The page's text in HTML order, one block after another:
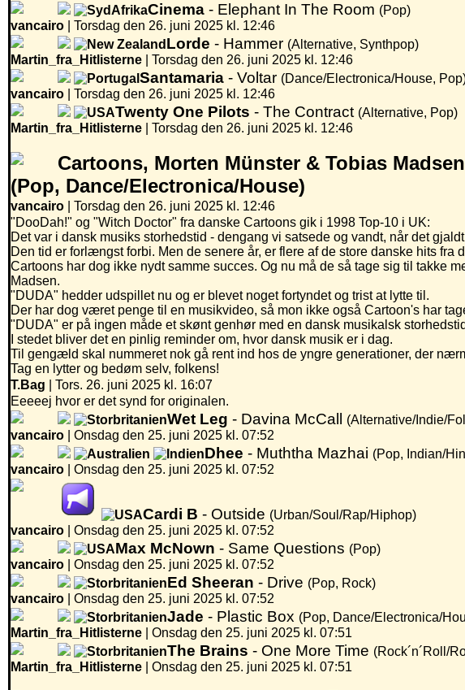
Cinema - Elephant In The Room (Pop)
vancairo
Torsdag den 26. juni 2025 kl. 12:46
Lorde - Hammer (Alternative, Synthpop)
Martin_fra_Hitlisterne
Torsdag den 26. juni 2025 kl. 12:46
Santamaria - Voltar (Dance/Electronica/House,
vancairo
Torsdag den 26. juni 2025 kl. 12:46
Twenty One Pilots - The Contract (Alternative, Pop)
Martin_fra_Hitlisterne
Torsdag den 26. juni 2025 kl. 12:46
Cartoons, Morten Münster & Tobias
(Pop, Dance/Electronica/House)
vancairo | Torsdag den 26. juni 2025 kl. 12:46
"DooDah!" og "Witch Doctor" fra danske Cartoons gik i 1998 Top-10 i UK:
Det var i dansk musiks storhedstid - dengang vi satsede og vandt, når det
Den tid er forlængst forbi. Men de senere år, er flere af de store danske hits
Cartoons har dog ikke nydt samme succes. Og nu må de så tage sig til takke
Madsen.
"DUDA" hedder udspillet nu og er blevet noget fortyndet og trist at lytte til.
Der har dog været penge til en musikvideo, så mon ikke også Cartoon's har
"DUDA" er på ingen måde et skønt genhør med en dansk musikalsk
I stedet bliver det en pinlig reminder om, hvor dansk musik er i dag.
Til gengæld skal nummeret nok gå rent ind hos de yngre generationer, der
Tag en lytter og bedøm selv, folkens!
T.Bag | Tors. 26. juni 2025 kl. 16:07
Eeeeej hvor er det synd for originalen.
Wet Leg - Davina McCall
(Alternative/Indie/
vancairo
Onsdag den 25. juni 2025 kl. 07:52
Dhee - Muththa Mazhai (Pop, Indian/
vancairo
Onsdag den 25. juni 2025 kl. 07:52
Cardi B - Outside (Urban/Soul/Rap/Hiphop)
vancairo
Onsdag den 25. juni 2025 kl. 07:52
Max McNown - Same Questions (Pop)
vancairo
Onsdag den 25. juni 2025 kl. 07:52
Ed Sheeran - Drive (Pop, Rock)
vancairo
Onsdag den 25. juni 2025 kl. 07:52
Jade - Plastic Box (Pop, Dance/Electronica/
Martin_fra_Hitlisterne
Onsdag den 25. juni 2025 kl. 07:51
The Brains - One More Time (Rock´n´Roll/
Martin_fra_Hitlisterne
Onsdag den 25. juni 2025 kl. 07:51